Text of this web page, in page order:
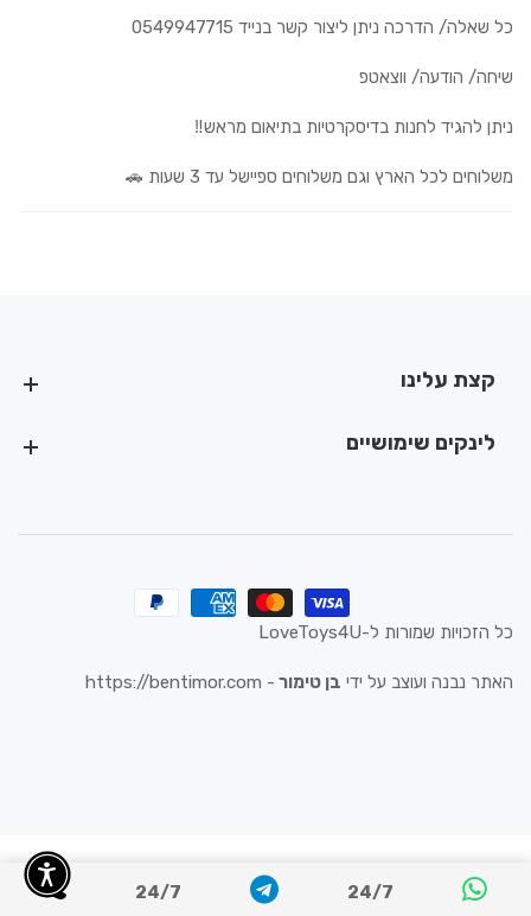
כל שאלה/ הדרכה ניתן ליצור קשר בנייד 0549947715
שיחה/ הודעה/ ווצאטפ
ניתן להגיד לחנות בדיסקרטיות בתיאום מראש‼️
משלוחים לכל הארץ וגם משלוחים ספיישל עד 3 שעות 🚗
24/7
24/7
קצת עלינו
לינקים שימושיים
כל הזכויות שמורות ל-LoveToys4U
האתר נבנה ועוצב על ידי בן טימור -
https://bentimor.com